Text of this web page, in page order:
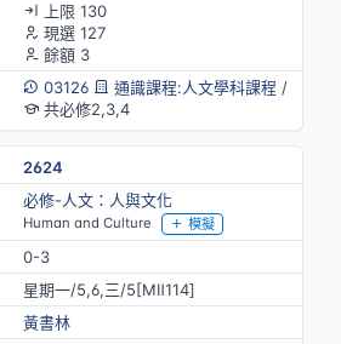
上限 130
現選 127
餘額 3
03126
通識課程:人文學科課程 /
共必修2,3,4
2624
必修-人文：人與文化
Human and Culture 模擬
0-3
星期一/5,6,三/5[MⅡ114]
黃書林